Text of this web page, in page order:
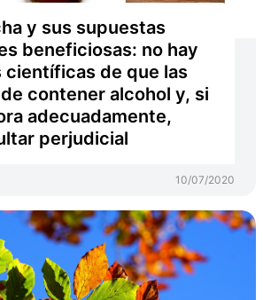
y sus supuestas
beneficiosas: no hay
científicas de que las
contener alcohol y, si
adecuadamente,
perjudicial
10/07/2020